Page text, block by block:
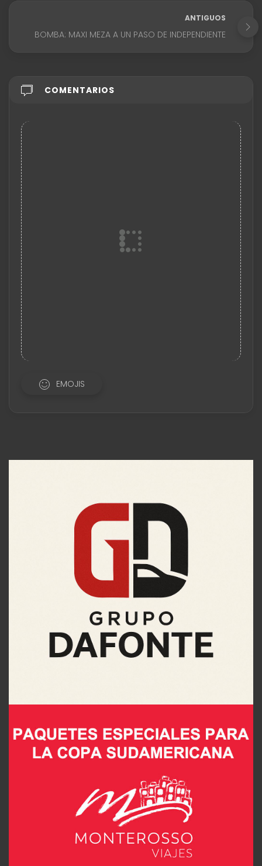
ANTIGUOS
BOMBA: MAXI MEZA A UN PASO DE INDEPENDIENTE
COMENTARIOS
EMOJIS